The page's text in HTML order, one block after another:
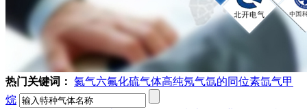
热门关键词： 氦气六氟化硫气体高纯氖气氙的同位素氙气甲
烷